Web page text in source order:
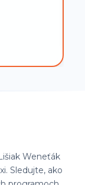
Weneťák
Sledujte, ako